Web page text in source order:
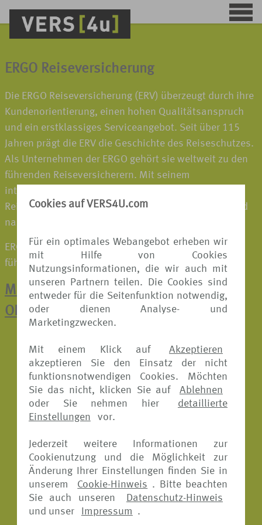
Cookies auf VERS4U.com
Für ein optimales Webangebot erheben wir
mit Hilfe von Cookies
Nutzungsinformationen, die wir auch mit
unseren Partnern teilen. Die Cookies sind
entweder für die Seitenfunktion notwendig,
oder dienen Analyse- und
Marketingzwecken.
Mit einem Klick auf
Akzeptieren
akzeptieren Sie den Einsatz der nicht
funktionsnotwendigen Cookies. Möchten
Sie das nicht, klicken Sie auf
Ablehnen
oder Sie nehmen hier
detaillierte
Einstellungen
vor.
Jederzeit weitere Informationen zur
Cookienutzung und die Möglichkeit zur
Änderung Ihrer Einstellungen finden Sie in
unserem
Cookie-Hinweis . Bitte beachten
Sie auch unseren
Datenschutz-Hinweis
und unser
Impressum .
ERGO Reiseversicherung
Die ERGO Reiseversicherung (ERV) überzeugt durch ihre
Kundenorientierung, einen hohen Qualitätsanspruch
und ein erstklassiges Serviceangebot. Seit über 115
Jahren prägt die ERV die Geschichte des Reiseschutzes.
Als Unternehmen der ERGO gehört sie weltweit zu den
führenden Reiseversicherern. Mit seinem
internationalen Netzwerk sorgt der Spezialist für
Reiseschutz dafür, dass die Kunden vor, während und
nach einer Reise optimal betreut werden.
ERGO gehört zur Munich Re, einem der weltweit
führenden Rückversicherer und Risikoträger.
Mit einem Klick zur Schadenmeldung:
ONLINE-FORMULARE